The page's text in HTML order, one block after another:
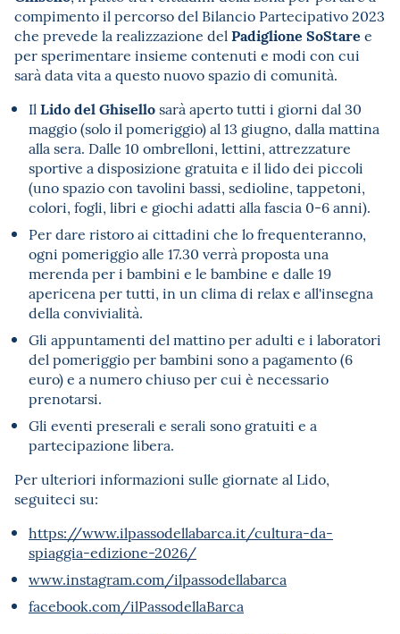
compimento il percorso del Bilancio Partecipativo 2023
che prevede la realizzazione del Padiglione SoStare e
per sperimentare insieme contenuti e modi con cui
sarà data vita a questo nuovo spazio di comunità.
Il Lido del Ghisellosarà aperto tutti i giorni dal 30
maggio (solo il pomeriggio) al 13 giugno, dalla mattina
alla sera. Dalle 10 ombrelloni, lettini, attrezzature
sportive a disposizione gratuita e il lido dei piccoli
(uno spazio con tavolini bassi, sedioline, tappetoni,
colori, fogli, libri e giochi adatti alla fascia 0-6 anni).
Per dare ristoro ai cittadini che lo frequenteranno,
ogni pomeriggio alle 17.30 verrà proposta una
merenda per i bambini e le bambine e dalle 19
apericena per tutti, in un clima di relax e all'insegna
della convivialità.
Gli appuntamenti del mattino per adulti e i laboratori
del pomeriggio per bambini sono a pagamento (6
euro) e a numero chiuso per cui è necessario
prenotarsi.
Gli eventi preserali e serali sono gratuiti e a
partecipazione libera.
Per ulteriori informazioni sulle giornate al Lido,
seguiteci su:
https://www.ilpassodellabarca.it/cultura-da-
spiaggia-edizione-2026/
www.instagram.com/ilpassodellabarca
facebook.com/ilPassodellaBarca